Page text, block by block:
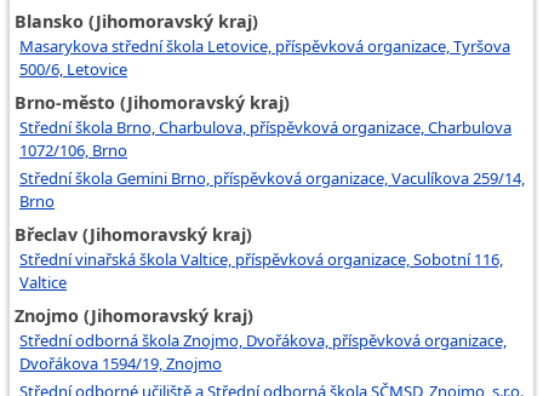
Blansko (Jihomoravský kraj)
Masarykova střední škola Letovice, příspěvková organizace, Tyršova
500/6, Letovice
Brno-město (Jihomoravský kraj)
Střední škola Brno, Charbulova, příspěvková organizace, Charbulova
1072/106, Brno
Střední škola Gemini Brno, příspěvková organizace, Vaculíkova 259/14,
Brno
Břeclav (Jihomoravský kraj)
Střední vinařská škola Valtice, příspěvková organizace, Sobotní 116,
Valtice
Znojmo (Jihomoravský kraj)
Střední odborná škola Znojmo, Dvořákova, příspěvková organizace,
Dvořákova 1594/19, Znojmo
Střední odborné učiliště a Střední odborná škola SČMSD, Znojmo, s.r.o.,